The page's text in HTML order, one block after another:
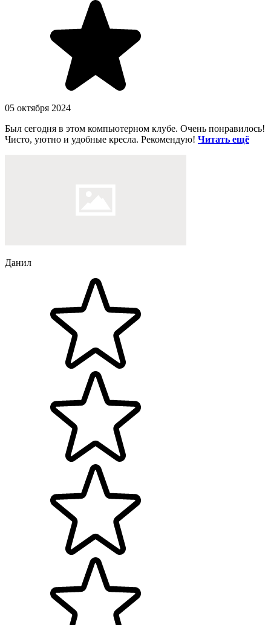
05 октября 2024
Был сегодня в этом компьютерном клубе. Очень понравилось!
Чисто, уютно и удобные кресла. Рекомендую! Читать ещё
Данил